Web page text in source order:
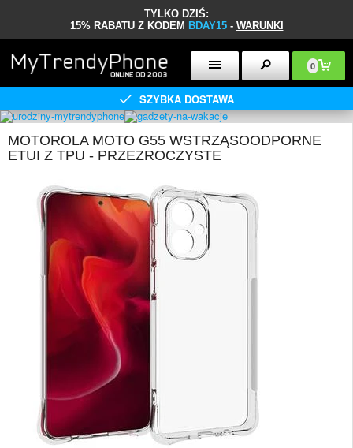
TYLKO DZIŚ:
15% RABATU Z KODEM BDAY15- WARUNKI
0
SZYBKA DOSTAWA
MOTOROLA MOTO G55 WSTRZĄSOODPORNE
ETUI Z TPU - PRZEZROCZYSTE